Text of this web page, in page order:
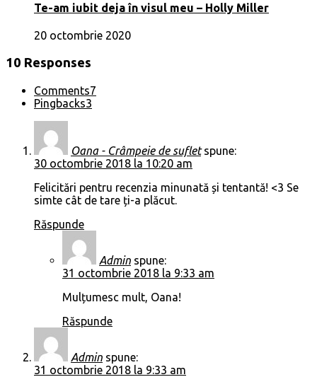
Te-am iubit deja în visul meu – Holly Miller
20 octombrie 2020
10 Responses
Comments7
Pingbacks3
Oana - Crâmpeie de suflet spune:
30 octombrie 2018 la 10:20 am
Felicitări pentru recenzia minunată și tentantă! <3 Se
simte cât de tare ți-a plăcut.
Răspunde
Admin spune:
31 octombrie 2018 la 9:33 am
Mulțumesc mult, Oana!
Răspunde
Admin spune:
31 octombrie 2018 la 9:33 am